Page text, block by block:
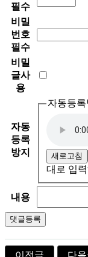
필수
비밀
번호
필수
비밀
글사
용
자동
등록
방지
자동등록
새로고침
대로 입
내용